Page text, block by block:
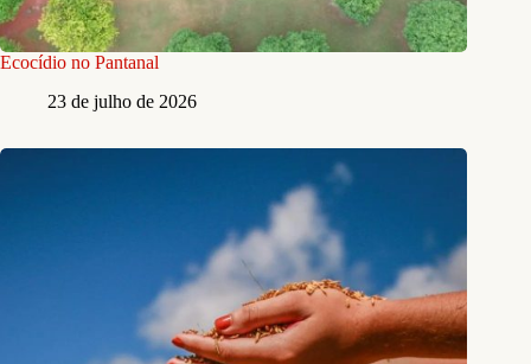
Ecocídio no Pantanal
23 de julho de 2026